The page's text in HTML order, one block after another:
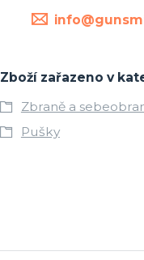
Zboží zařazeno v
Zbraně a
Pušky